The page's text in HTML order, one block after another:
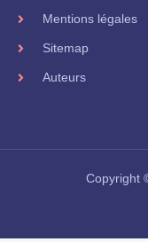
Mentions légales
Sitemap
Auteurs
Copyright